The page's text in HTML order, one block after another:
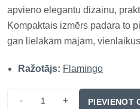
apvieno elegantu dizainu,
Kompaktais izmērs padara to
gan lielākām mājām,
ieguvumi 2-in-1 risinājums –
relaksācijai. Ērts...
Ražotājs: Flamingo
- + PIEVIENOT